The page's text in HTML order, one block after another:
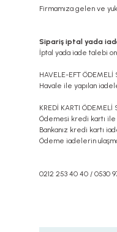
Firmamıza gelen ve
Sipariş iptal yada
İptal yada iade talebi
HAVELE-EFT ÖDEMELİ
Havale ile yapılan
KREDİ KARTI ÖDEMELİ
Ödemesi kredi kartı ile
Bankanız kredi kartı
Ödeme iadelerin
0212 253 40 40 / 0530